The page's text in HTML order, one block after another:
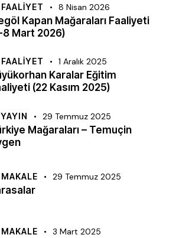
FAALIYET 8 Nisan 2026
Kapan Mağaraları Faaliyeti
8 Mart 2026)
FAALIYET 1 Aralık 2025
Karalar Eğitim
(22 Kasım 2025)
YAYIN 29 Temmuz 2025
Mağaraları – Temuçin
MAKALE 29 Temmuz 2025
MAKALE 3 Mart 2025